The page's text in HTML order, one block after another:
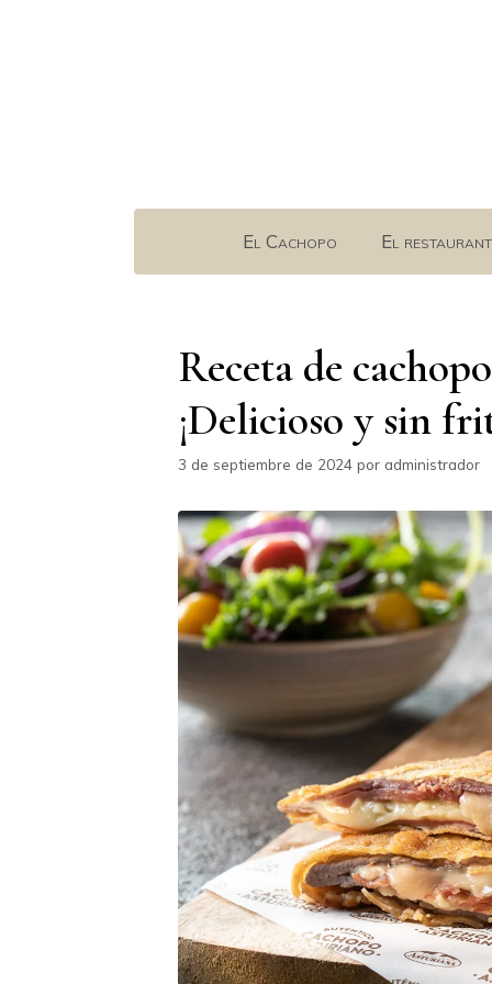
El Cachopo El
Receta de
¡Delicioso y sin
3 de septiembre de 2024 por administrador